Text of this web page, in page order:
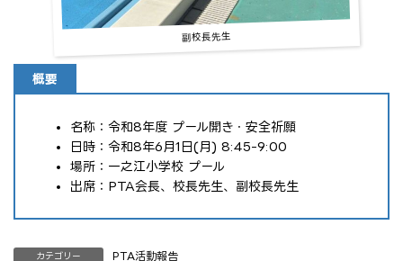
副校長先生
概要
名称：令和8年度 プール開き・安全祈願
日時：令和8年6月1日(月) 8:45-9:00
場所：一之江小学校 プール
出席：PTA会長、校長先生、副校長先生
カテゴリー PTA活動報告